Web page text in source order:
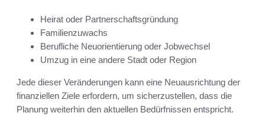
Heirat oder Partnerschaftsgründung
Familienzuwachs
Berufliche Neuorientierung oder Jobwechsel
Umzug in eine andere Stadt oder Region
Jede dieser Veränderungen kann eine Neuausrichtung der
finanziellen Ziele erfordern, um sicherzustellen, dass die
Planung weiterhin den aktuellen Bedürfnissen entspricht.